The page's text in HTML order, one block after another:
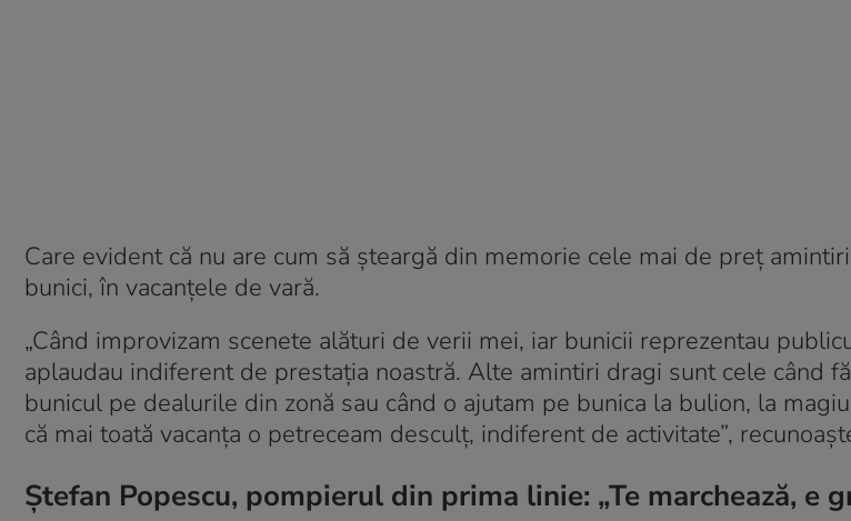
Care evident că nu are cum să șteargă din memorie cele mai de preț
bunici, în vacanțele de vară.
„Când improvizam scenete alături de verii mei, iar bunicii reprezentau
aplaudau indiferent de prestația noastră. Alte amintiri dragi sunt cele când
bunicul pe dealurile din zonă sau când o ajutam pe bunica la bulion, la
că mai toată vacanța o petreceam desculț, indiferent de activitate”,
Ștefan Popescu, pompierul din prima linie: „Te marchează, e